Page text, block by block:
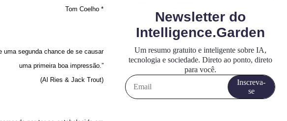
Tom Coelho *
uma segunda chance de se causar
uma primeira boa impressão.”
(Al Ries & Jack Trout)